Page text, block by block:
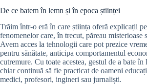
De ce batem în lemn și în epoca științei
Trăim într-o eră în care știința oferă explicații
fenomenelor care, în trecut, păreau misterioase
Avem acces la tehnologii care pot prezice
pentru sănătate, anticipa comportamentul
cutremure. Cu toate acestea, gestul de a bate
chiar continuă să fie practicat de oameni
medici, profesori, ingineri sau jurnaliști.